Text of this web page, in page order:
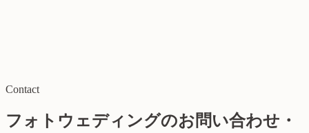
Contact
フォトウェディングのお問い合わせ・